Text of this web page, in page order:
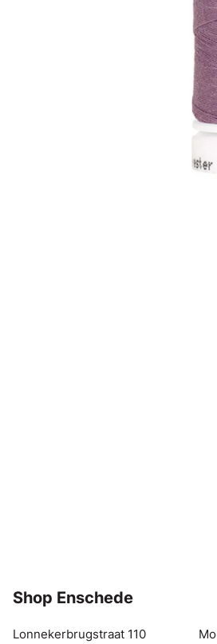
Shop Enschede
Lonnekerbrugstraat 110
Mo